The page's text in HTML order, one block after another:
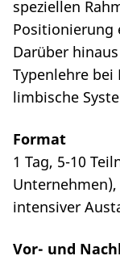
speziellen
Positionierung
Darüber
Typenlehre bei
limbische
Format
1 Tag, 5-10
intensiver
Vor- und